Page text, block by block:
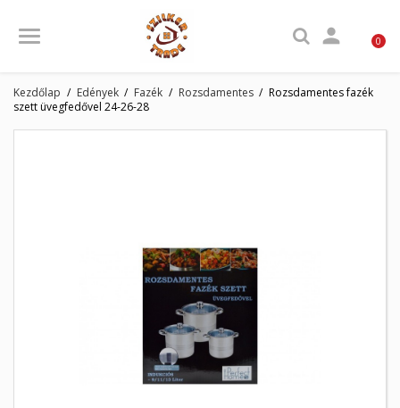
 0
Kezdőlap Edények Fazék Rozsdamentes
Rozsdamentes fazék
szett üvegfedővel 24-26-28